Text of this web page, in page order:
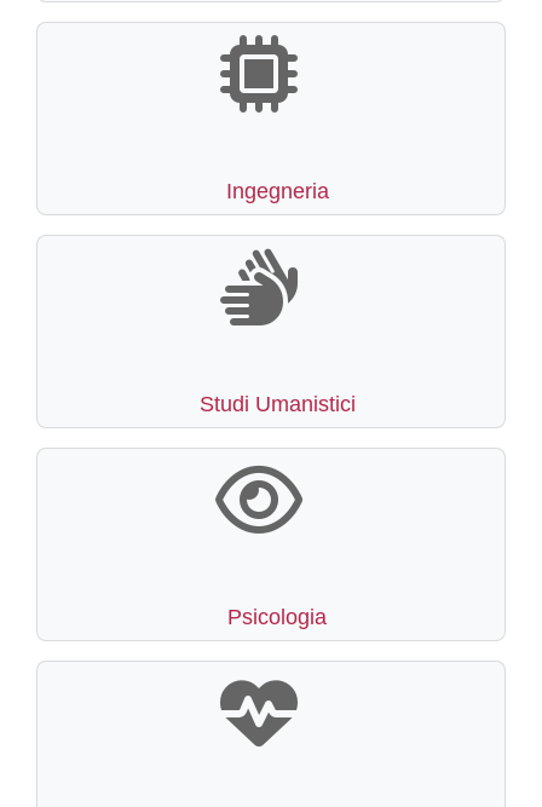
Ingegneria
Studi Umanistici
Psicologia